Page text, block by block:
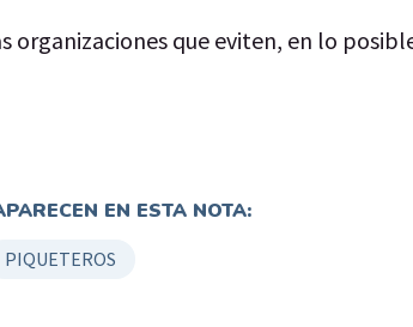
que eviten, en lo
EN ESTA NOTA:
PIQUETEROS